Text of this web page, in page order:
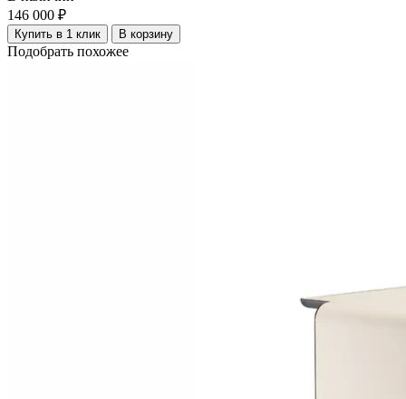
146 000 ₽
Купить в 1 клик В корзину
Подобрать похожее